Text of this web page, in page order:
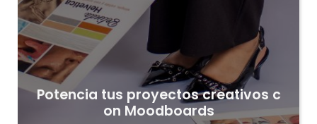
Potencia tus proyectos creativos c
on Moodboards